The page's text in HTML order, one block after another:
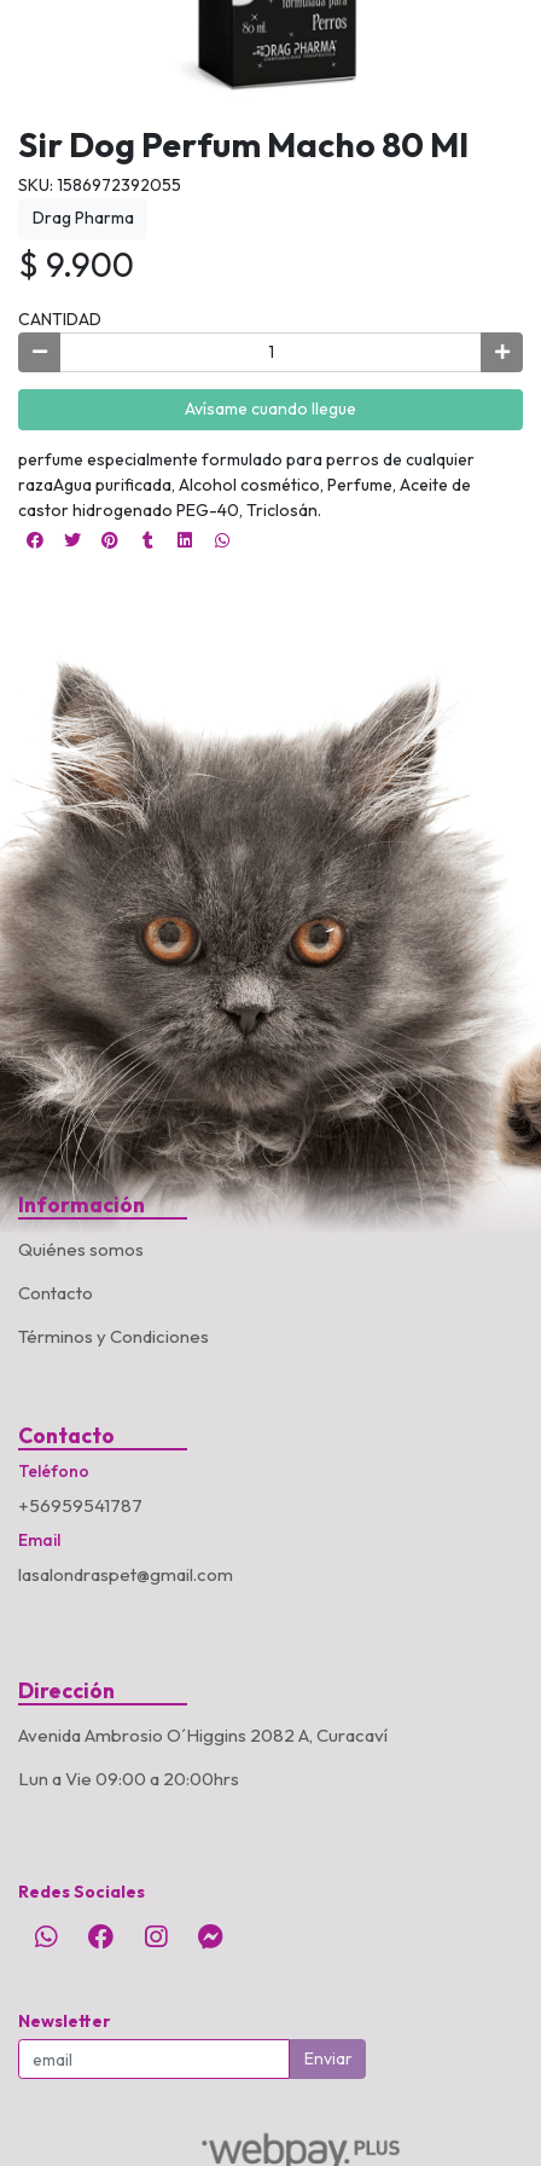
Sir Dog Perfum Macho 80 Ml
SKU: 1586972392055
Drag Pharma
$ 9.900
CANTIDAD
Avísame cuando llegue
perfume especialmente formulado para perros de cualquier
razaAgua purificada, Alcohol cosmético, Perfume, Aceite de
castor hidrogenado PEG-40, Triclosán.
Información
Quiénes somos
Contacto
Términos y Condiciones
Contacto
Teléfono
+56959541787
Email
lasalondraspet@gmail.com
Dirección
Avenida Ambrosio O´Higgins 2082 A, Curacaví
Lun a Vie 09:00 a 20:00hrs
Redes Sociales
Newsletter
Enviar